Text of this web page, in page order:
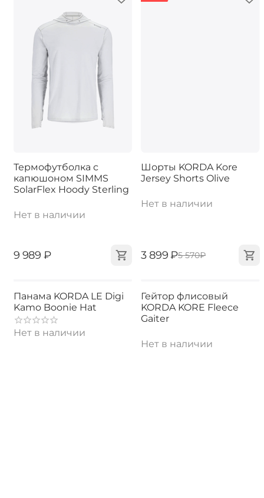
Термофутболка с
капюшоном SIMMS
SolarFlex Hoody Sterling
Нет в наличии
‍9 989‍ ₽
Шорты KORDA Kore
Jersey Shorts Olive
Нет в наличии
‍3 899‍₽‍5 570‍₽
Панама KORDA LE Digi
Kamo Boonie Hat
Нет в наличии
Гейтор флисовый
KORDA KORE Fleece
Gaiter
Нет в наличии